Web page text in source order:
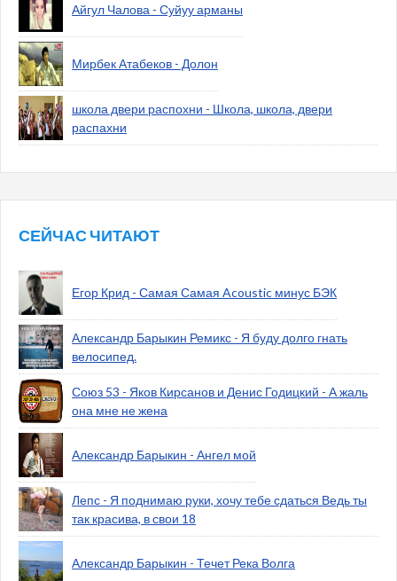
Айгул Чалова - Суйуу арманы
Мирбек Атабеков - Долон
школа двери распохни - Школа, школа, двери
распахни
СЕЙЧАС ЧИТАЮТ
Егор Крид - Самая Самая Acoustic минус БЭК
Александр Барыкин Ремикс - Я буду долго гнать
велосипед.
Союз 53 - Яков Кирсанов и Денис Годицкий - А жаль
она мне не жена
Александр Барыкин - Ангел мой
Лепс - Я поднимаю руки, хочу тебе сдаться Ведь ты
так красива, в свои 18
Александр Барыкин - Течет Река Волга